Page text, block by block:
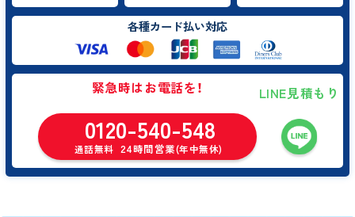
各種カード払い対応
緊急時はお電話を！
0120-540-548
通話無料 24時間営業(年中無休)
LINE見積もり